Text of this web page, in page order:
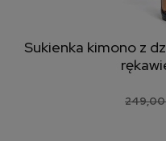
Sukienka kimono z
249,00